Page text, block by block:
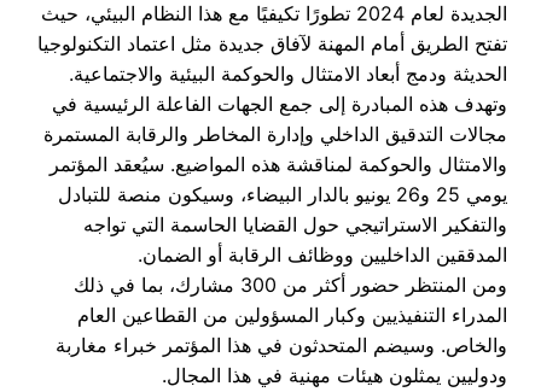
الجديدة لعام 2024 تطورًا تكيفيًا مع هذا النظام البيئي، حيث
تفتح الطريق أمام المهنة لآفاق جديدة مثل اعتماد التكنولوجيا
الحديثة ودمج أبعاد الامتثال والحوكمة البيئية والاجتماعية.
وتهدف هذه المبادرة إلى جمع الجهات الفاعلة الرئيسية في
مجالات التدقيق الداخلي وإدارة المخاطر والرقابة المستمرة
والامتثال والحوكمة لمناقشة هذه المواضيع. سيُعقد المؤتمر
يومي 25 و26 يونيو بالدار البيضاء، وسيكون منصة للتبادل
والتفكير الاستراتيجي حول القضايا الحاسمة التي تواجه
المدققين الداخليين ووظائف الرقابة أو الضمان.
ومن المنتظر حضور أكثر من 300 مشارك، بما في ذلك
المدراء التنفيذيين وكبار المسؤولين من القطاعين العام
والخاص. وسيضم المتحدثون في هذا المؤتمر خبراء مغاربة
ودوليين يمثلون هيئات مهنية في هذا المجال.